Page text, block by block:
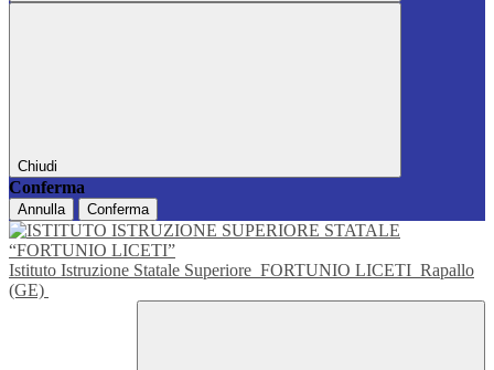
Chiudi
Conferma
Annulla Conferma
Istituto Istruzione Statale Superiore FORTUNIO LICETI Rapallo
(GE)